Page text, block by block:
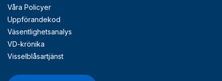
Våra Policyer
Uppförandekod
Väsentlighetsanalys
VD-krönika
Visselblåsartjänst